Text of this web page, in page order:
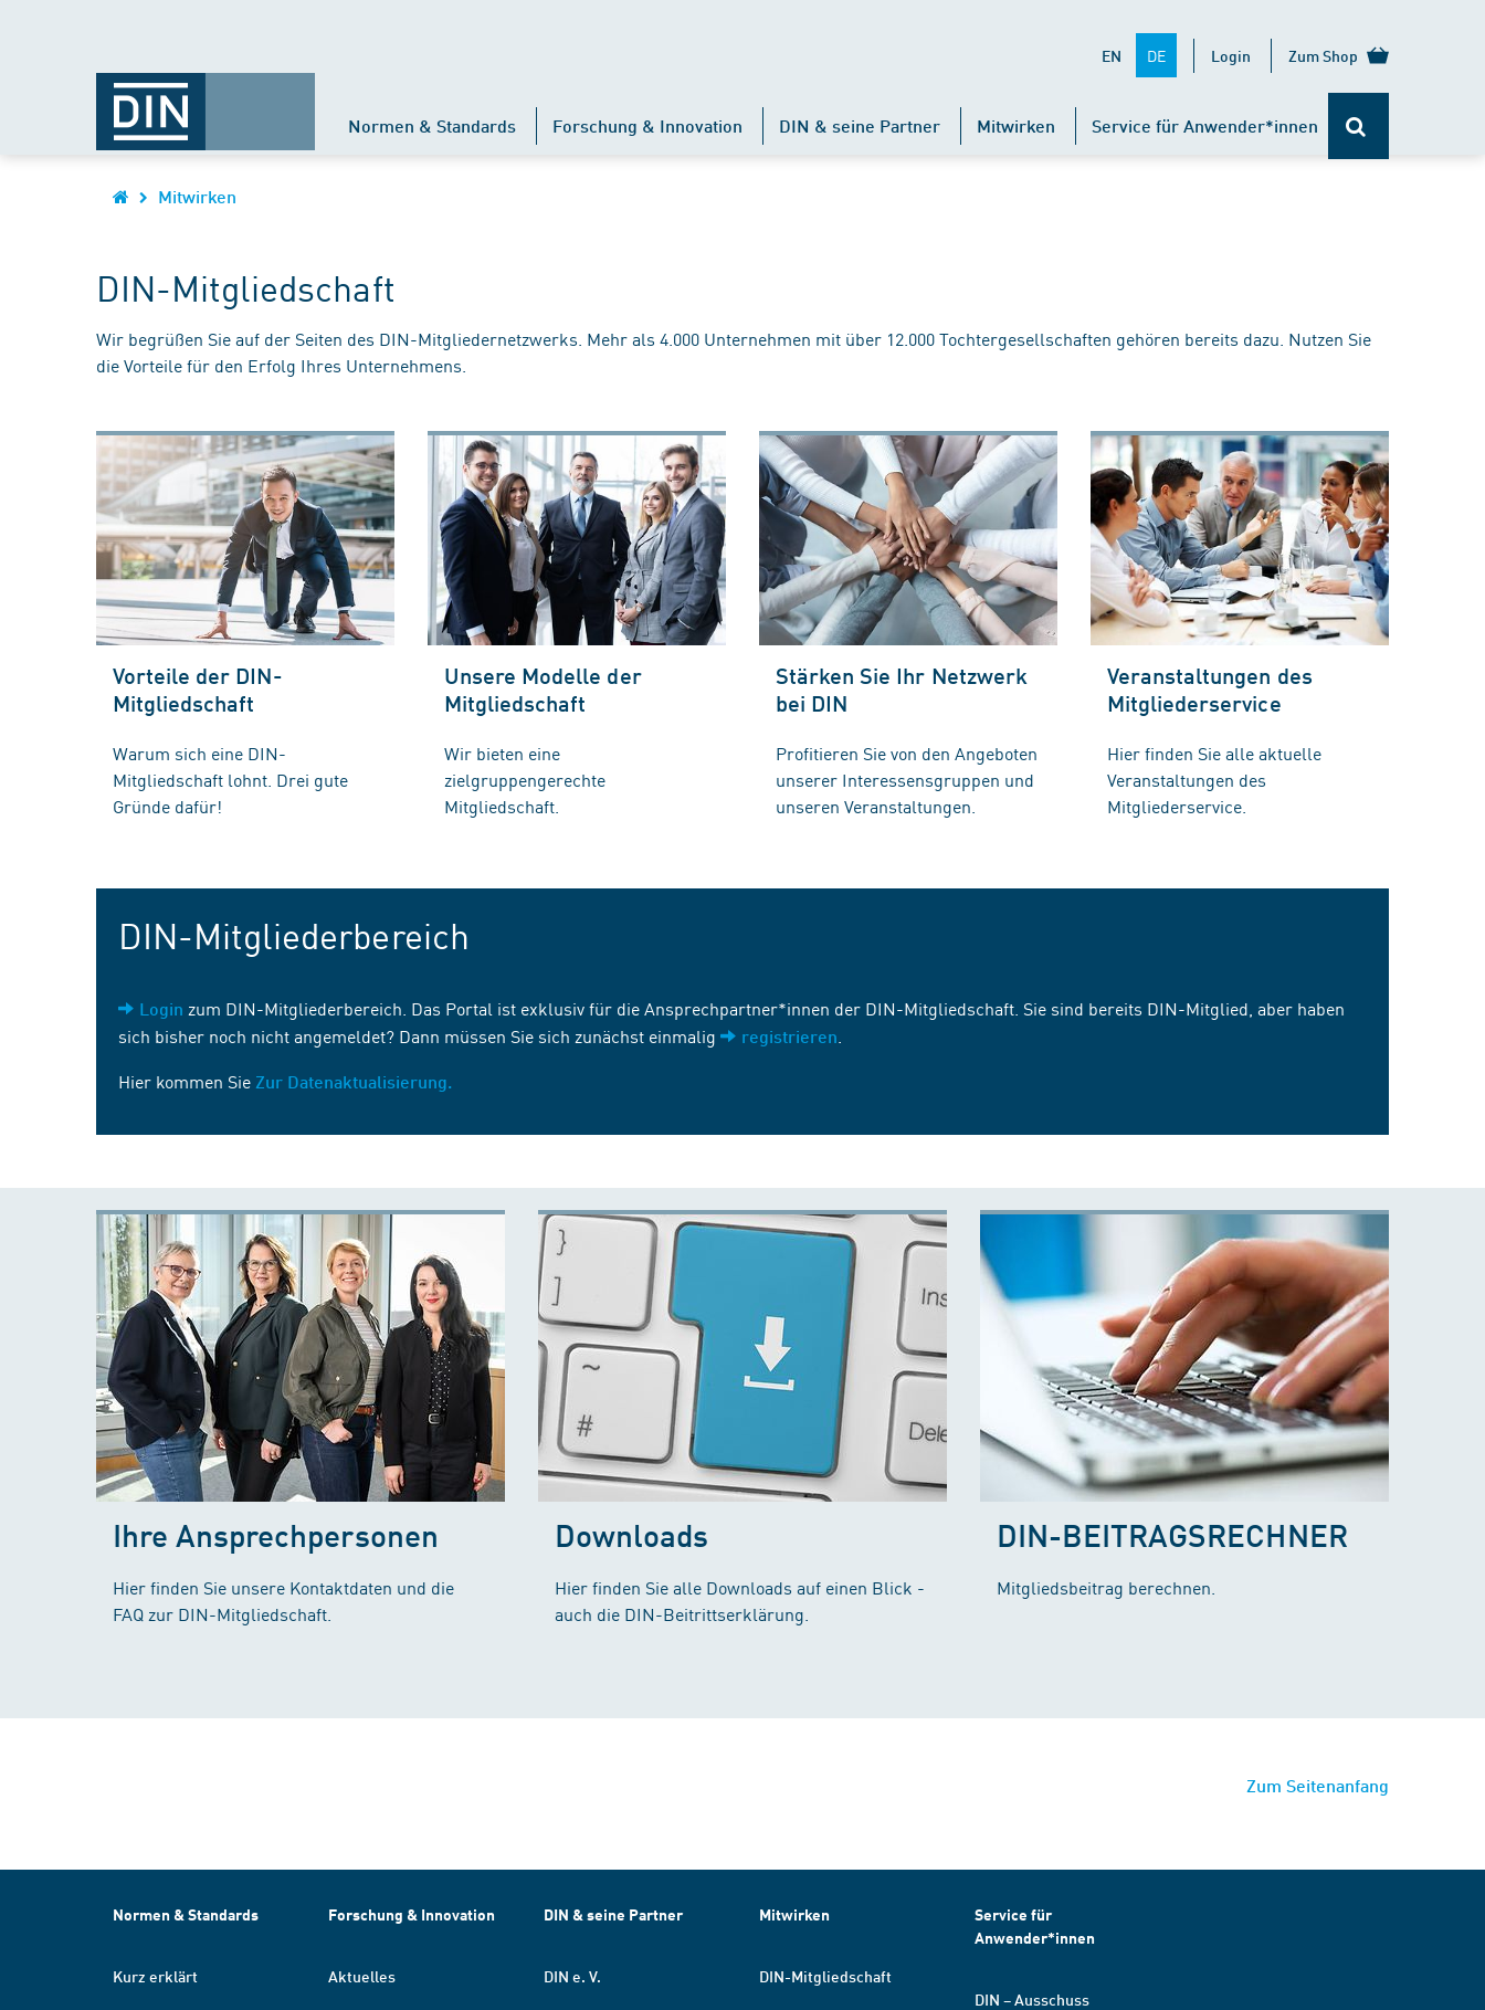
EN DE Login Zum Shop
Normen & Standards Forschung & Innovation DIN & seine Partner Mitwirken Service für Anwender*innen
Mitwirken
DIN-Mitgliedschaft
Wir begrüßen Sie auf der Seiten des DIN-Mitgliedernetzwerks. Mehr als 4.000 Unternehmen mit über 12.000 Tochtergesellschaften gehören bereits dazu. Nutzen Sie
die Vorteile für den Erfolg Ihres Unternehmens.
Vorteile der DIN-
Mitgliedschaft
Warum sich eine DIN-
Mitgliedschaft lohnt. Drei gute
Gründe dafür!
Unsere Modelle der
Mitgliedschaft
Wir bieten eine
zielgruppengerechte
Mitgliedschaft.
Stärken Sie Ihr Netzwerk
bei DIN
Profitieren Sie von den Angeboten
unserer Interessensgruppen und
unseren Veranstaltungen.
Veranstaltungen des
Mitgliederservice
Hier finden Sie alle aktuelle
Veranstaltungen des
Mitgliederservice.
DIN-Mitgliederbereich
Login zum DIN-Mitgliederbereich. Das Portal ist exklusiv für die Ansprechpartner*innen der DIN-Mitgliedschaft. Sie sind bereits DIN-Mitglied, aber haben
sich bisher noch nicht angemeldet? Dann müssen Sie sich zunächst einmalig
registrieren
Hier kommen Sie Zur Datenaktualisierung.
Ihre Ansprechpersonen
Hier finden Sie unsere Kontaktdaten und die
FAQ zur DIN-Mitgliedschaft.
Downloads
Hier finden Sie alle Downloads auf einen Blick -
auch die DIN-Beitrittserklärung.
DIN-BEITRAGSRECHNER
Mitgliedsbeitrag berechnen.
Zum Seitenanfang
Normen & Standards
Kurz erklärt
Forschung & Innovation
Aktuelles
DIN & seine Partner
DIN e. V.
Mitwirken
DIN-Mitgliedschaft
Service für
Anwender*innen
DIN – Ausschuss